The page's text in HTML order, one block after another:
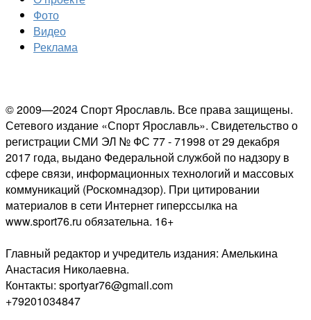
Фото
Видео
Реклама
© 2009—2024 Спорт Ярославль. Все права защищены.
Сетевого издание «Спорт Ярославль». Свидетельство о
регистрации СМИ ЭЛ № ФС 77 - 71998 от 29 декабря
2017 года, выдано Федеральной службой по надзору в
сфере связи, информационных технологий и массовых
коммуникаций (Роскомнадзор). При цитировании
материалов в сети Интернет гиперссылка на
www.sport76.ru обязательна. 16+
Главный редактор и учредитель издания: Амелькина
Анастасия Николаевна.
Контакты: sportyar76@gmail.com
+79201034847